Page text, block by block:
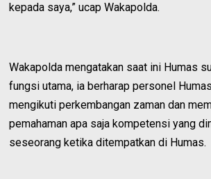
kepada saya,” ucap Wakapolda.
Wakapolda mengatakan saat ini Humas
fungsi utama, ia berharap personel
mengikuti perkembangan zaman dan
pemahaman apa saja kompetensi yang
seseorang ketika ditempatkan di Humas.